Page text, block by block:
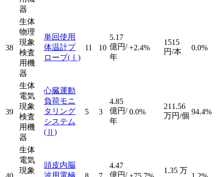
器
38
生体
物理
現象
検査
用機
器
単回使用
体温計プ
ローブ(Ⅰ)
11 10
5.17
億円/
年
+2.4%
1515
円/本
0.0%
39
生体
電気
現象
検査
用機
器
心臓運動
負荷モニ
タリング
システム
(Ⅱ)
5 3
4.85
億円/
年
0.0%
211.56
万円/個 94.4%
生体
電気
現象
頭皮内脳
4.47
億円/
1.35 万